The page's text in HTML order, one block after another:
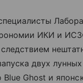
ИКИ и
двух
Ghost и